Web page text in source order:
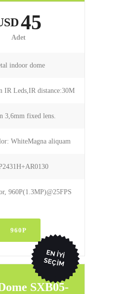
45
Adet
indoor dome
IR Leds,IR distance:30M
3,6mm fixed lens.
WhiteMagna aliquam
960P(1.3MP)@25FPS
960P
EN İYI
SEÇIM
SXB05-